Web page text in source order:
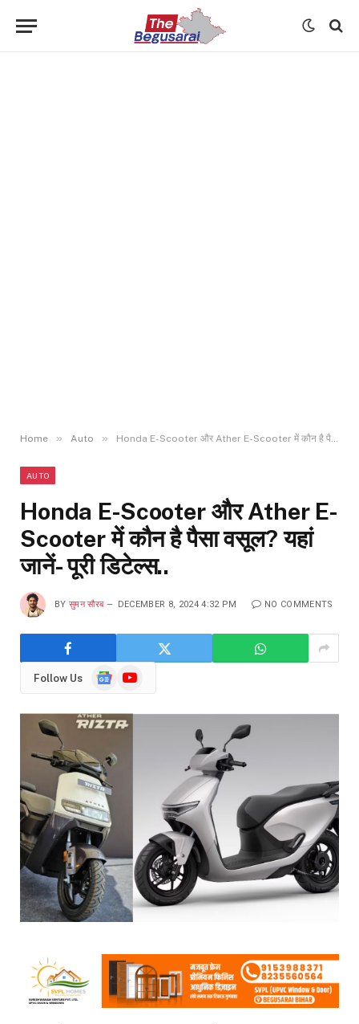
Home » Auto » Honda E-Scooter और Ather E-Scooter में कौन है पैसा वसूल? यहां जानें- पूरी डिटेल्स..
AUTO
Honda E-Scooter और Ather E-
Scooter में कौन है पैसा वसूल? यहां
जानें- पूरी डिटेल्स..
BY सुमन सौरब DECEMBER 8, 2024 4:32 PM NO COMMENTS
Follow Us
GoogleYouTube